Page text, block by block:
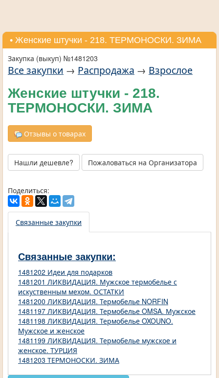
• Женские штучки - 218. ТЕРМОНОСКИ. ЗИМА
Закупка (выкуп) №1481203
Все закупки → Распродажа → Взрослое
Женские штучки - 218.
ТЕРМОНОСКИ. ЗИМА
Отзывы о товарах
Нашли дешевле? Пожаловаться на Организатора
Поделиться:
Связанные закупки
Связанные закупки:
1481202 Идеи для подарков
1481201 ЛИКВИДАЦИЯ. Мужское термобелье с
искуственным мехом. ОСТАТКИ
1481200 ЛИКВИДАЦИЯ. Термобелье NORFIN
1481197 ЛИКВИДАЦИЯ. Термобелье OMSA. Мужское
1481198 ЛИКВИДАЦИЯ. Термобелье OXOUNO.
Мужское и женское
1481199 ЛИКВИДАЦИЯ. Термобелье мужское и
женское. ТУРЦИЯ
1481203 ТЕРМОНОСКИ. ЗИМА